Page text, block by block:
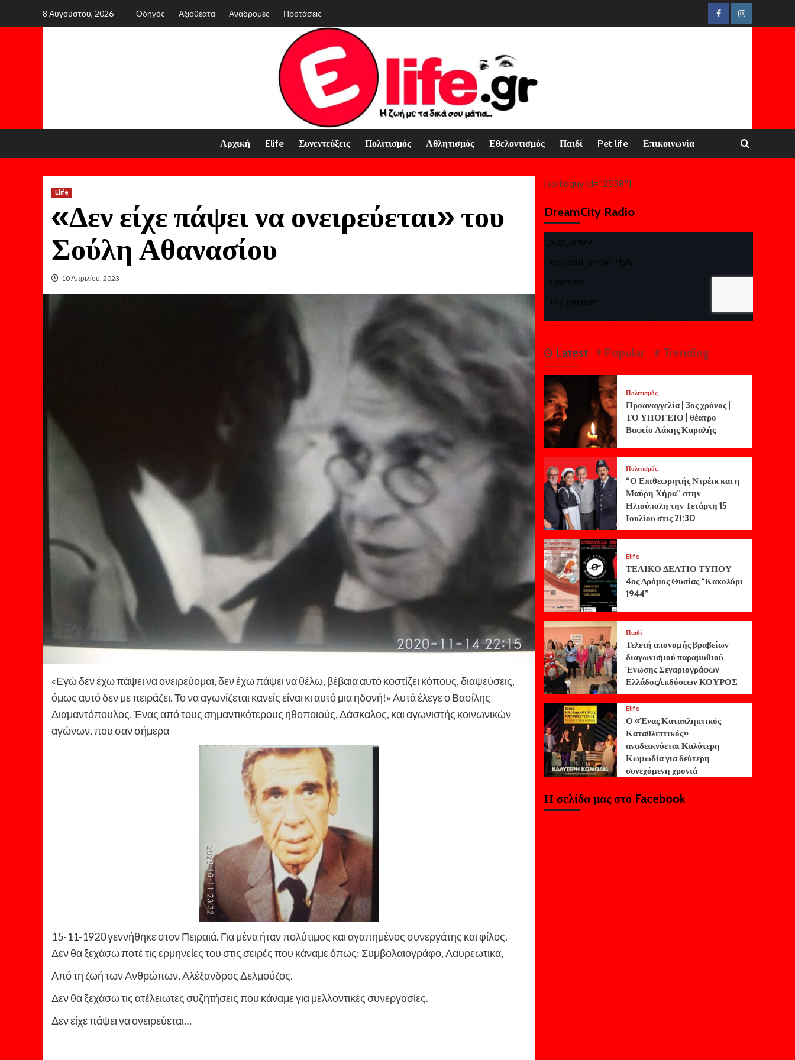
FacebookInstagram
8 Αυγούστου, 2026 Οδηγός Αξιοθέατα Αναδρομές Προτάσεις
Αρχική Elife Συνεντεύξεις Πολιτισμός Αθλητισμός Εθελοντισμός Παιδί Pet life Επικοινωνία
Elife
«Δεν είχε πάψει να ονειρεύεται» του
Σούλη Αθανασίου
10 Απριλίου, 2023
«Εγώ δεν έχω πάψει να ονειρεύομαι, δεν έχω πάψει να θέλω, βέβαια αυτό κοστίζει κόπους, διαψεύσεις,
όμως αυτό δεν με πειράζει. Το να αγωνίζεται κανείς είναι κι αυτό μια ηδονή!» Αυτά έλεγε ο Βασίλης
Διαμαντόπουλος. Ένας από τους σημαντικότερους ηθοποιούς, Δάσκαλος, και αγωνιστής κοινωνικών
αγώνων, που σαν σήμερα
15-11-1920 γεννήθηκε στον Πειραιά. Για μένα ήταν πολύτιμος και αγαπημένος συνεργάτης και φίλος.
Δεν θα ξεχάσω ποτέ τις ερμηνείες του στις σειρές που κάναμε όπως: Συμβολαιογράφο, Λαυρεωτικα,
Από τη ζωή των Ανθρώπων, Αλέξανδρος Δελμούζος.
Δεν θα ξεχάσω τις ατέλειωτες συζητήσεις που κάναμε για μελλοντικές συνεργασίες.
Δεν είχε πάψει να ονειρεύεται…
[soliloquy id="2558"]
DreamCity Radio
Latest Popular Trending
Πολιτισμός
Προαναγγελία | 3ος χρόνος |
ΤΟ ΥΠΟΓΕΙΟ | θέατρο
Βαφείο Λάκης Καραλής
Πολιτισμός
“Ο Επιθεωρητής Ντρέικ και η
Μαύρη Χήρα” στην
Ηλιούπολη την Τετάρτη 15
Ιουλίου στις 21:30
Elife
ΤΕΛΙΚΟ ΔΕΛΤΙΟ ΤΥΠΟΥ
4ος Δρόμος Θυσίας “Κακολύρι
1944”
Παιδί
Τελετή απονομής βραβείων
διαγωνισμού παραμυθιού
Ένωσης Σεναριογράφων
Ελλάδος/εκδόσεων ΚΟΥΡΟΣ
Elife
Ο «Ένας Καταπληκτικός
Καταθλιπτικός»
αναδεικνύεται Καλύτερη
Κωμωδία για δεύτερη
συνεχόμενη χρονιά
Η σελίδα μας στο Facebook